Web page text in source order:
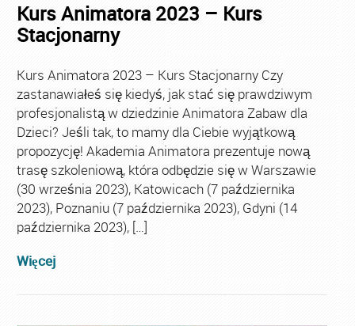
Kurs Animatora 2023 – Kurs
Stacjonarny
Kurs Animatora 2023 – Kurs Stacjonarny Czy
zastanawiałeś się kiedyś, jak stać się prawdziwym
profesjonalistą w dziedzinie Animatora Zabaw dla
Dzieci? Jeśli tak, to mamy dla Ciebie wyjątkową
propozycję! Akademia Animatora prezentuje nową
trasę szkoleniową, która odbędzie się w Warszawie
(30 września 2023), Katowicach (7 października
2023), Poznaniu (7 października 2023), Gdyni (14
października 2023), […]
Więcej